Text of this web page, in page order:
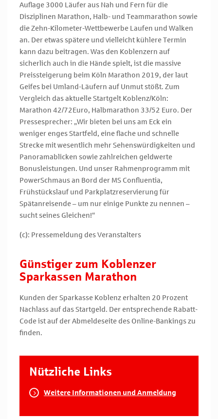
Auflage 3000 Läufer aus Nah und Fern für die
Disziplinen Marathon, Halb- und Teammarathon sowie
die Zehn-Kilometer-Wettbewerbe Laufen und Walken
an. Der etwas spätere und vielleicht kühlere Termin
kann dazu beitragen. Was den Koblenzern auf
sicherlich auch in die Hände spielt, ist die massive
Preissteigerung beim Köln Marathon 2019, der laut
Geifes bei Umland-Läufern auf Unmut stößt. Zum
Vergleich das aktuelle Startgelt Koblenz/Köln:
Marathon 42/72Euro, Halbmarathon 33/52 Euro. Der
Pressesprecher: „Wir bieten bei uns am Eck ein
weniger enges Startfeld, eine flache und schnelle
Strecke mit wesentlich mehr Sehenswürdigkeiten und
Panoramablicken sowie zahlreichen geldwerte
Bonusleistungen. Und unser Rahmenprogramm mit
PowerSchmaus an Bord der MS Confluentia,
Frühstückslauf und Parkplatzreservierung für
Spätanreisende – um nur einige Punkte zu nennen –
sucht seines Gleichen!“
(c): Pressemeldung des Veranstalters
Günstiger zum Koblenzer
Sparkassen Marathon
Kunden der Sparkasse Koblenz erhalten 20 Prozent
Nachlass auf das Startgeld. Der entsprechende Rabatt-
Code ist auf der Abmeldeseite des Online-Bankings zu
finden.
Nützliche Links
Weitere Informationen und Anmeldung